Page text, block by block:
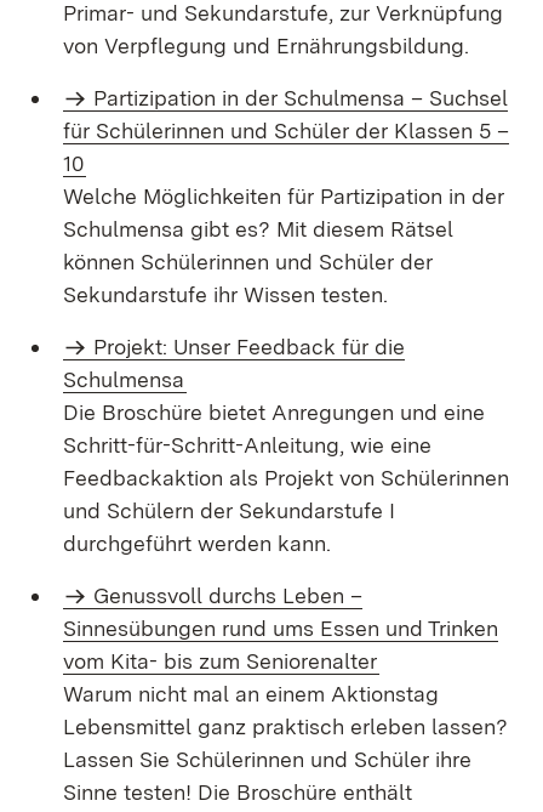
Primar- und Sekundarstufe, zur Verknüpfung
von Verpflegung und Ernährungsbildung.
Partizipation in der Schulmensa – Suchsel
für Schülerinnen und Schüler der Klassen 5 –
10
Welche Möglichkeiten für Partizipation in der
Schulmensa gibt es? Mit diesem Rätsel
können Schülerinnen und Schüler der
Sekundarstufe ihr Wissen testen.
Projekt: Unser Feedback für die
Schulmensa
Die Broschüre bietet Anregungen und eine
Schritt-für-Schritt-Anleitung, wie eine
Feedbackaktion als Projekt von Schülerinnen
und Schülern der Sekundarstufe I
durchgeführt werden kann.
Genussvoll durchs Leben –
Sinnesübungen rund ums Essen und Trinken
vom Kita- bis zum Seniorenalter
Warum nicht mal an einem Aktionstag
Lebensmittel ganz praktisch erleben lassen?
Lassen Sie Schülerinnen und Schüler ihre
Sinne testen! Die Broschüre enthält